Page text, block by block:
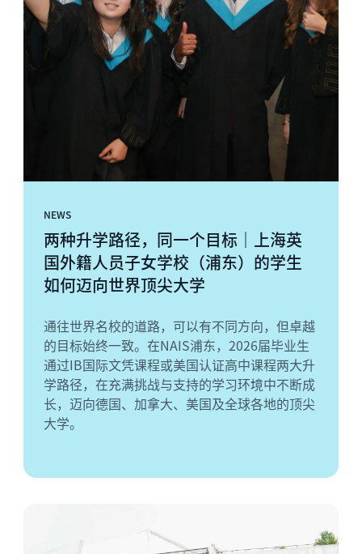
NEWS
两种升学路径，同一个目标｜上海英
国外籍人员子女学校（浦东）的学生
如何迈向世界顶尖大学
通往世界名校的道路，可以有不同方向，但卓越
的目标始终一致。在NAIS浦东，2026届毕业生
通过IB国际文凭课程或美国认证高中课程两大升
学路径，在充满挑战与支持的学习环境中不断成
长，迈向德国、加拿大、美国及全球各地的顶尖
大学。